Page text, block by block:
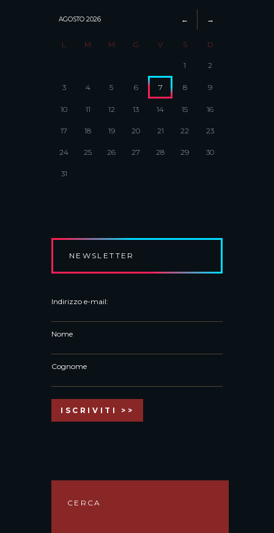
AGOSTO 2026
L M M G V S D
1 2
3 4 5 6 7 8 9
10 11 12 13 14 15 16
17 18 19 20 21 22 23
24 25 26 27 28 29 30
31
NEWSLETTER
Indirizzo e-mail:
Nome
Cognome
CERCA